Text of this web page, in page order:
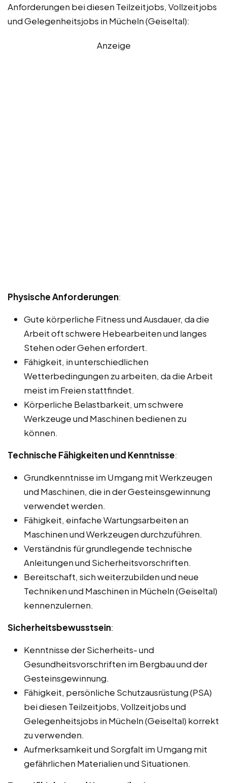
Anforderungen bei diesen Teilzeitjobs, Vollzeitjobs
und Gelegenheitsjobs in Mücheln (Geiseltal):
Anzeige
Physische Anforderungen:
Gute körperliche Fitness und Ausdauer, da die
Arbeit oft schwere Hebearbeiten und langes
Stehen oder Gehen erfordert.
Fähigkeit, in unterschiedlichen
Wetterbedingungen zu arbeiten, da die Arbeit
meist im Freien stattfindet.
Körperliche Belastbarkeit, um schwere
Werkzeuge und Maschinen bedienen zu
können.
Technische Fähigkeiten und Kenntnisse:
Grundkenntnisse im Umgang mit Werkzeugen
und Maschinen, die in der Gesteinsgewinnung
verwendet werden.
Fähigkeit, einfache Wartungsarbeiten an
Maschinen und Werkzeugen durchzuführen.
Verständnis für grundlegende technische
Anleitungen und Sicherheitsvorschriften.
Bereitschaft, sich weiterzubilden und neue
Techniken und Maschinen in Mücheln (Geiseltal)
kennenzulernen.
Sicherheitsbewusstsein:
Kenntnisse der Sicherheits- und
Gesundheitsvorschriften im Bergbau und der
Gesteinsgewinnung.
Fähigkeit, persönliche Schutzausrüstung (PSA)
bei diesen Teilzeitjobs, Vollzeitjobs und
Gelegenheitsjobs in Mücheln (Geiseltal) korrekt
zu verwenden.
Aufmerksamkeit und Sorgfalt im Umgang mit
gefährlichen Materialien und Situationen.